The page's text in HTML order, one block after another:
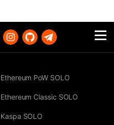
Ethereum PoW SOLO
Ethereum Classic SOLO
Kaspa SOLO